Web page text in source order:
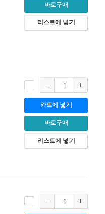
바로구매
리스트에 넣기
카트에 넣기
바로구매
리스트에 넣기